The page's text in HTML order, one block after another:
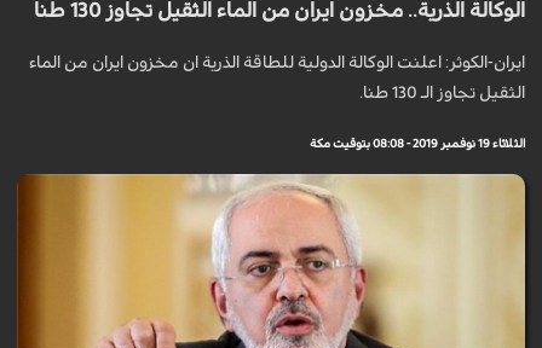
الوكالة الذرية.. مخزون ايران من الماء الثقيل تجاوز 130 طنا
ايران-الكوثر: اعلنت الوكالة الدولية للطاقة الذرية ان مخزون ايران من الماء
الثقيل تجاوز الـ 130 طنا.
الثلاثاء 19 نوفمبر 2019 - 08:08 بتوقيت مكة